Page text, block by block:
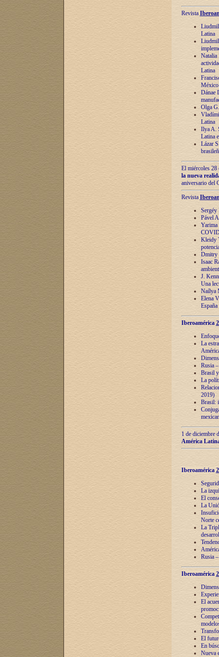
Revista
Latina
Natalia
Latina
México
Dánae
Olga
Latina
Ilya A.
Latina
Lázar
El miércoles 28
la nueva
aniversario del
Revista
Sergéy
Pável
Yarima
Kleidy
Dmitry
Isaac
J.
Una
Naílya
Elena
España
Iberoamérica
La
Rusia
Brasil
La
2019)
Brasil:
1 de diciembre
América
Iberoamérica
La
El
La
Norte
La
Rusia
Iberoamérica
El
El
En
Nueva